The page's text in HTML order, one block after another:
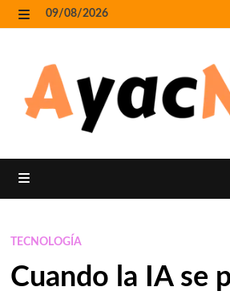
Skip
to
09/08/2026
TECNOLOGÍA
Cuando la IA se